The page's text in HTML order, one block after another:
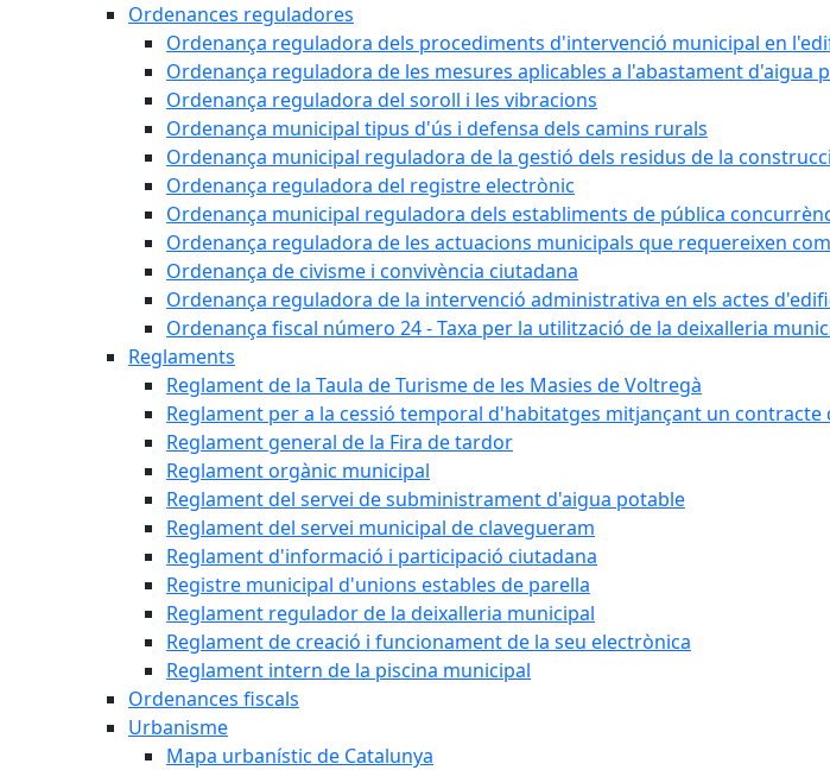
Ordenances reguladores
Ordenança reguladora dels procediments d'intervenció municipal en
Ordenança reguladora de les mesures aplicables a l'abastament d'aigua
Ordenança reguladora del soroll i les vibracions
Ordenança municipal tipus d'ús i defensa dels camins rurals
Ordenança municipal reguladora de la gestió dels residus de la
Ordenança reguladora del registre electrònic
Ordenança municipal reguladora dels establiments de pública
Ordenança reguladora de les actuacions municipals que requereixen
Ordenança de civisme i convivència ciutadana
Ordenança reguladora de la intervenció administrativa en els actes
Ordenança fiscal número 24 - Taxa per la utilització de la deixalleria
Reglaments
Reglament de la Taula de Turisme de les Masies de Voltregà
Reglament per a la cessió temporal d'habitatges mitjançant un contracte
Reglament general de la Fira de tardor
Reglament orgànic municipal
Reglament del servei de subministrament d'aigua potable
Reglament del servei municipal de clavegueram
Reglament d'informació i participació ciutadana
Registre municipal d'unions estables de parella
Reglament regulador de la deixalleria municipal
Reglament de creació i funcionament de la seu electrònica
Reglament intern de la piscina municipal
Ordenances fiscals
Urbanisme
Mapa urbanístic de Catalunya